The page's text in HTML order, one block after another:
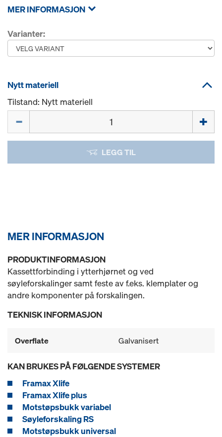
MER INFORMASJON
Varianter:
Nytt materiell
Tilstand: Nytt materiell
LEGG TIL
MER INFORMASJON
PRODUKTINFORMASJON
Kassettforbinding i ytterhjørnet og ved
søyleforskalinger samt feste av f.eks. klemplater og
andre komponenter på forskalingen.
TEKNISK INFORMASJON
Overflate Galvanisert
KAN BRUKES PÅ FØLGENDE SYSTEMER
Framax Xlife
Framax Xlife plus
Motstøpsbukk variabel
Søyleforskaling RS
Motstøpsbukk universal